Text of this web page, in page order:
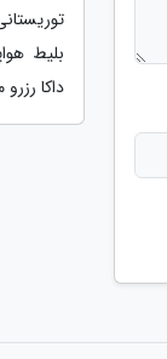
بلیط
داکا